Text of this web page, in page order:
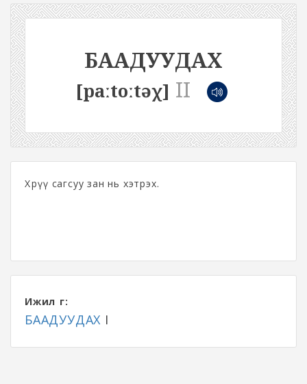
БААДУУДАХ
[paːtoːtəχ] II
Хөөрүү сагсуу зан нь хэтрэх.
Ижил үг:
БААДУУДАХ I